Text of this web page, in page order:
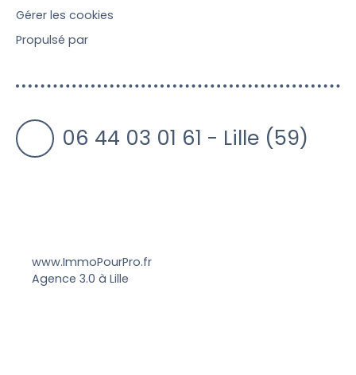
Gérer les cookies
Propulsé par
06 44 03 01 61 - Lille (59)
www.ImmoPourPro.fr
Agence 3.0 à Lille